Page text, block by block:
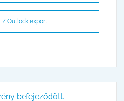
/ Outlook export
befejeződött.